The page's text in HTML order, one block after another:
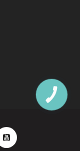
КНОПКА
ЗВ'ЯЗКУ